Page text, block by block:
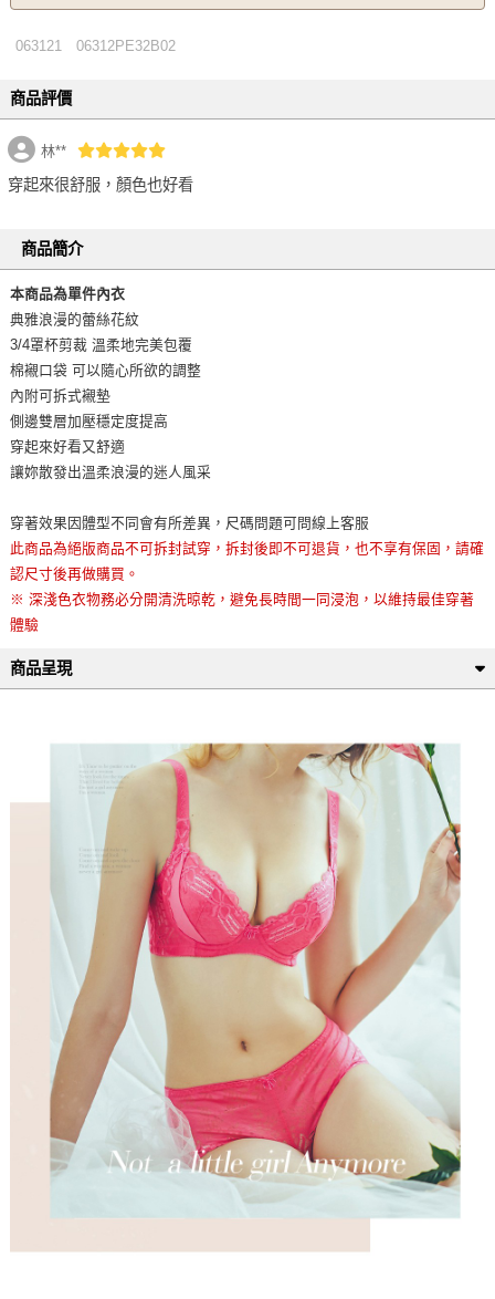
063121 06312PE32B02
商品評價
林**
穿起來很舒服，顏色也好看
商品簡介
本商品為單件內衣
典雅浪漫的蕾絲花紋
3/4罩杯剪裁 溫柔地完美包覆
棉襯口袋 可以隨心所欲的調整
內附可拆式襯墊
側邊雙層加壓穩定度提高
穿起來好看又舒適
讓妳散發出溫柔浪漫的迷人風采
穿著效果因體型不同會有所差異，尺碼問題可問線上客服
此商品為絕版商品不可拆封試穿，拆封後即不可退貨，也不享有保固，請確
認尺寸後再做購買。
※ 深淺色衣物務必分開清洗晾乾，避免長時間一同浸泡，以維持最佳穿著
體驗
商品呈現